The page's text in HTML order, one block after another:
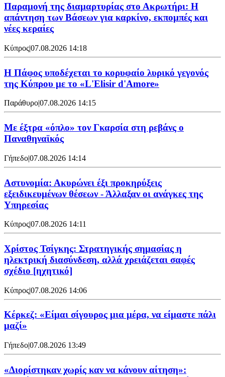
Παραμονή της διαμαρτυρίας στο Ακρωτήρι: Η
απάντηση των Βάσεων για καρκίνο, εκπομπές και
νέες κεραίες
Κύπρος|07.08.2026 14:18
Η Πάφος υποδέχεται το κορυφαίο λυρικό γεγονός
της Κύπρου με το «L'Elisir d'Amore»
Παράθυρο|07.08.2026 14:15
Mε έξτρα «όπλο» τον Γκαρσία στη ρεβάνς ο
Παναθηναϊκός
Γήπεδο|07.08.2026 14:14
Αστυνομία: Ακυρώνει έξι προκηρύξεις
εξειδικευμένων θέσεων - Άλλαξαν οι ανάγκες της
Υπηρεσίας
Κύπρος|07.08.2026 14:11
Χρίστος Τσίγκης: Στρατηγικής σημασίας η
ηλεκτρική διασύνδεση, αλλά χρειάζεται σαφές
σχέδιο [ηχητικό]
Κύπρος|07.08.2026 14:06
Κέρκεζ: «Είμαι σίγουρος μια μέρα, να είμαστε πάλι
μαζί»
Γήπεδο|07.08.2026 13:49
«Διορίστηκαν χωρίς καν να κάνουν αίτηση»: